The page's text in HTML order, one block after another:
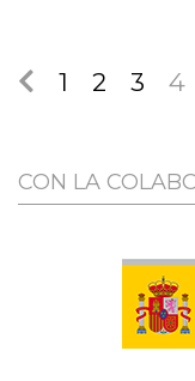
1 2 3 4
CON LA